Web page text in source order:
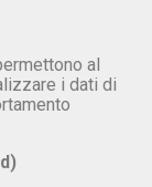
al
i dati di